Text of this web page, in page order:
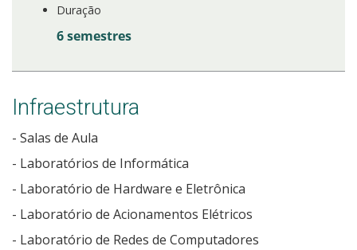
Duração
6 semestres
Infraestrutura
- Salas de Aula
- Laboratórios de Informática
- Laboratório de Hardware e Eletrônica
- Laboratório de Acionamentos Elétricos
- Laboratório de Redes de Computadores